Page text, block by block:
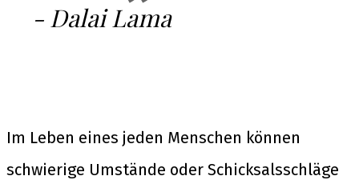
- Dalai Lama
Im Leben eines jeden Menschen können
schwierige Umstände oder Schicksalsschläge